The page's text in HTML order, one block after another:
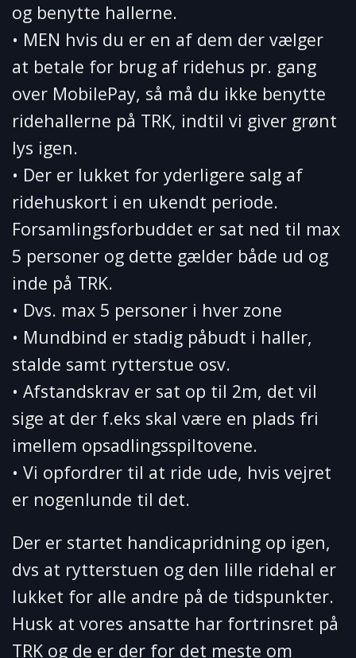
og benytte hallerne.
• MEN hvis du er en af dem der vælger
at betale for brug af ridehus pr. gang
over MobilePay, så må du ikke benytte
ridehallerne på TRK, indtil vi giver grønt
lys igen.
• Der er lukket for yderligere salg af
ridehuskort i en ukendt periode.
Forsamlingsforbuddet er sat ned til max
5 personer og dette gælder både ud og
inde på TRK.
• Dvs. max 5 personer i hver zone
• Mundbind er stadig påbudt i haller,
stalde samt rytterstue osv.
• Afstandskrav er sat op til 2m, det vil
sige at der f.eks skal være en plads fri
imellem opsadlingsspiltovene.
• Vi opfordrer til at ride ude, hvis vejret
er nogenlunde til det.
Der er startet handicapridning op igen,
dvs at rytterstuen og den lille ridehal er
lukket for alle andre på de tidspunkter.
Husk at vores ansatte har fortrinsret på
TRK og de er der for det meste om